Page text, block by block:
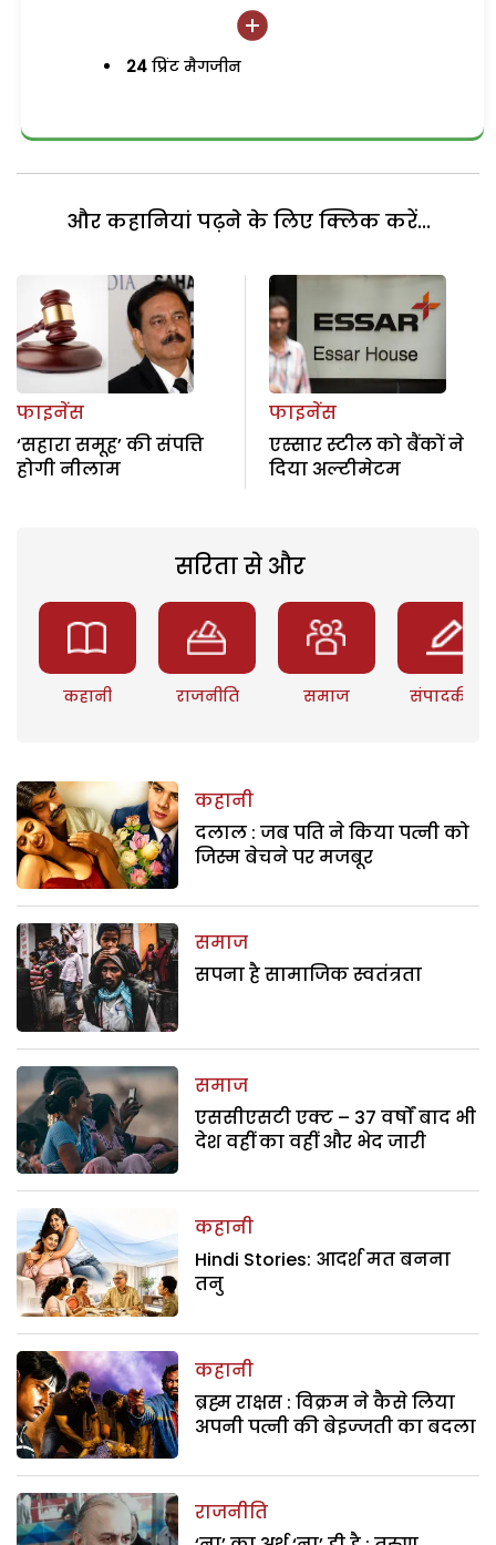
24 प्रिंट मैगजीन
और कहानियां पढ़ने के लिए क्लिक करें...
फाइनेंस
‘सहारा समूह’ की संपत्ति
होगी नीलाम
फाइनेंस
एस्सार स्टील को बैंकों ने
दिया अल्टीमेटम
सरिता से और
कहानी राजनीति समाज संपादकीय
कहानी
दलाल : जब पति ने किया पत्नी को
जिस्म बेचने पर मजबूर
समाज
सपना है सामाजिक स्वतंत्रता
समाज
एससीएसटी एक्ट – 37 वर्षों बाद भी
देश वहीं का वहीं और भेद जारी
कहानी
Hindi Stories: आदर्श मत बनना
तनु
कहानी
ब्रह्म राक्षस : विक्रम ने कैसे लिया
अपनी पत्नी की बेइज्जती का बदला
राजनीति